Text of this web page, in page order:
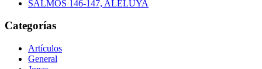
SALMOS 146-147, ALELUYA
Categorías
Artículos
General